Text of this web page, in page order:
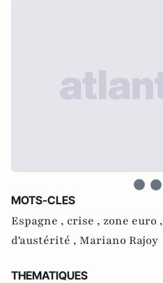
MOTS-CLES
Espagne , crise , zone euro ,
d'austérité , Mariano Rajoy
THEMATIQUES